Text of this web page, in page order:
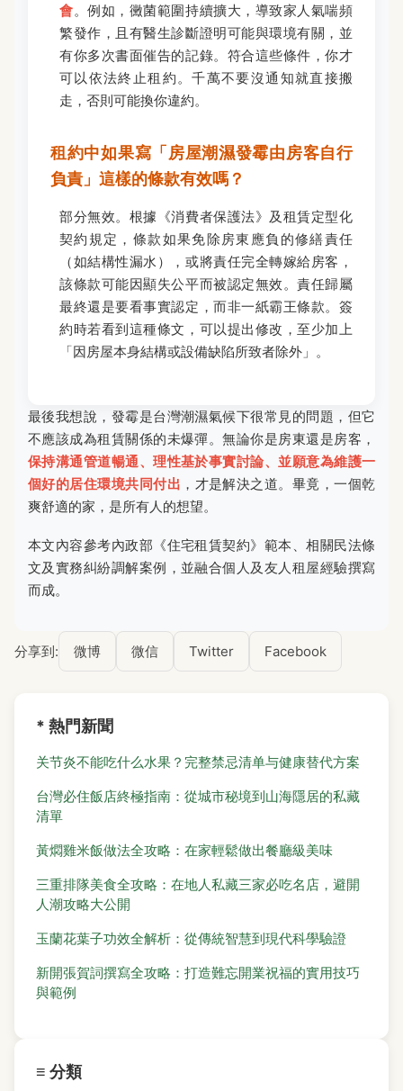
會。例如，黴菌範圍持續擴大，導致家人氣喘頻
繁發作，且有醫生診斷證明可能與環境有關，並
有你多次書面催告的記錄。符合這些條件，你才
可以依法終止租約。千萬不要沒通知就直接搬
走，否則可能換你違約。
租約中如果寫「房屋潮濕發霉由房客自行
負責」這樣的條款有效嗎？
部分無效。根據《消費者保護法》及租賃定型化
契約規定，條款如果免除房東應負的修繕責任
（如結構性漏水），或將責任完全轉嫁給房客，
該條款可能因顯失公平而被認定無效。責任歸屬
最終還是要看事實認定，而非一紙霸王條款。簽
約時若看到這種條文，可以提出修改，至少加上
「因房屋本身結構或設備缺陷所致者除外」。
最後我想說，發霉是台灣潮濕氣候下很常見的問題，但它
不應該成為租賃關係的未爆彈。無論你是房東還是房客，
保持溝通管道暢通、理性基於事實討論、並願意為維護一
個好的居住環境共同付出 ，才是解決之道。畢竟，一個乾
爽舒適的家，是所有人的想望。
本文內容參考內政部《住宅租賃契約》範本、相關民法條
文及實務糾紛調解案例，並融合個人及友人租屋經驗撰寫
而成。
分享到: 微博 微信 Twitter Facebook
* 熱門新聞
关节炎不能吃什么水果？完整禁忌清单与健康替代方案
台灣必住飯店終極指南：從城市秘境到山海隱居的私藏
清單
黃燜雞米飯做法全攻略：在家輕鬆做出餐廳級美味
三重排隊美食全攻略：在地人私藏三家必吃名店，避開
人潮攻略大公開
玉蘭花葉子功效全解析：從傳統智慧到現代科學驗證
新開張賀詞撰寫全攻略：打造難忘開業祝福的實用技巧
與範例
≡ 分類